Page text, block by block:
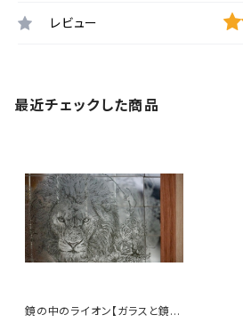
レビュー
最近チェックした商品
鏡の中のライオン【ガラスと鏡の